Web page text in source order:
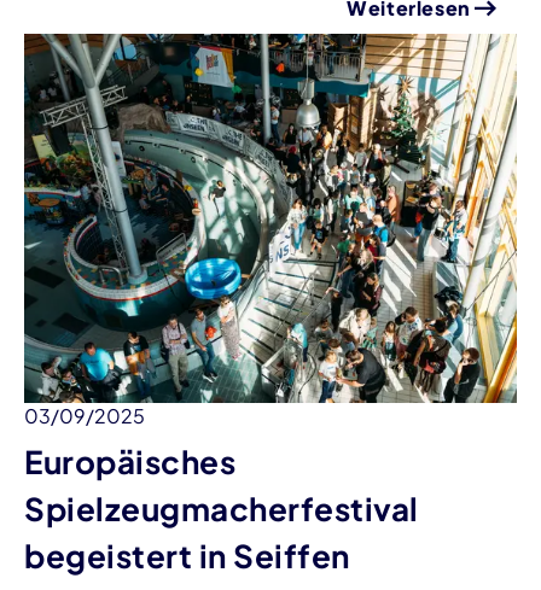
Weiterlesen
03/09/2025
Europäisches
Spielzeugmacherfestival
begeistert in Seiffen